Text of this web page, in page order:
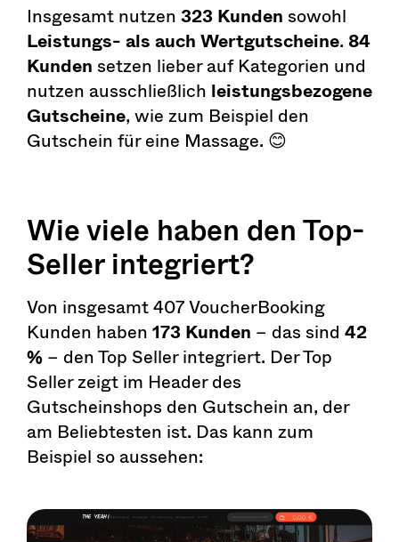
Insgesamt nutzen323 Kundensowohl
Leistungs- als auch Wertgutscheine. 84
Kundensetzen lieber auf Kategorien und
nutzen ausschließlich leistungsbezogene
Gutscheine, wie zum Beispiel den
Gutschein für eine Massage. 😊
Wie viele haben den Top-
Seller integriert?
Von insgesamt 407 VoucherBooking
Kunden haben173 Kunden – das sind 42
%– den Top Seller integriert. Der Top
Seller zeigt im Header des
Gutscheinshops den Gutschein an, der
am Beliebtesten ist. Das kann zum
Beispiel so aussehen: